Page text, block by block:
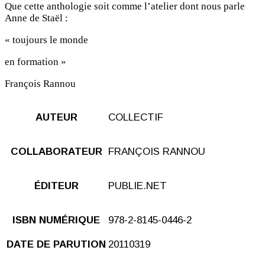
Que cette anthologie soit comme l’atelier dont nous parle
Anne de Staël :
« toujours le monde
en formation »
François Rannou
AUTEUR COLLECTIF
COLLABORATEUR FRANÇOIS RANNOU
ÉDITEUR PUBLIE.NET
ISBN NUMÉRIQUE 978-2-8145-0446-2
DATE DE PARUTION 20110319